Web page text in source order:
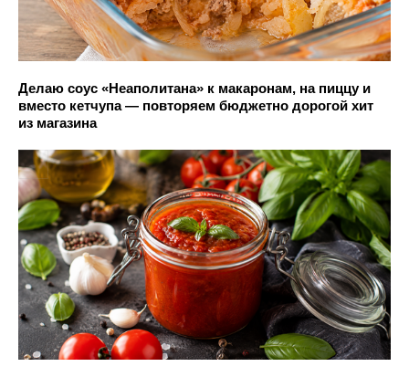
Делаю соус «Неаполитана» к макаронам, на пиццу и
вместо кетчупа — повторяем бюджетно дорогой хит
из магазина